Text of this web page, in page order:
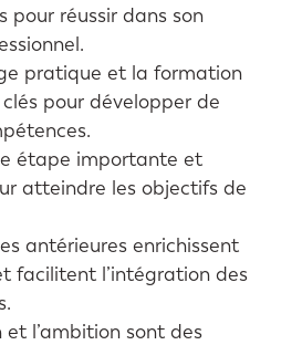
pour réussir dans son
pratique et la formation
pour développer de
étape importante et
atteindre les objectifs de
antérieures enrichissent
facilitent l’intégration des
l’ambition sont des